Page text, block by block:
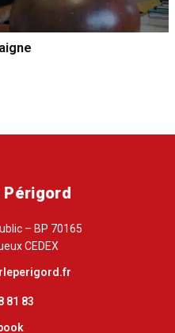
Périgord
– BP 70165
CEDEX
81 83